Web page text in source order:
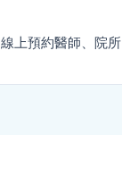
線上預約醫師、院所